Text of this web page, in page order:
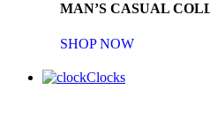
MAN’S CASUAL
SHOP NOW
Clocks